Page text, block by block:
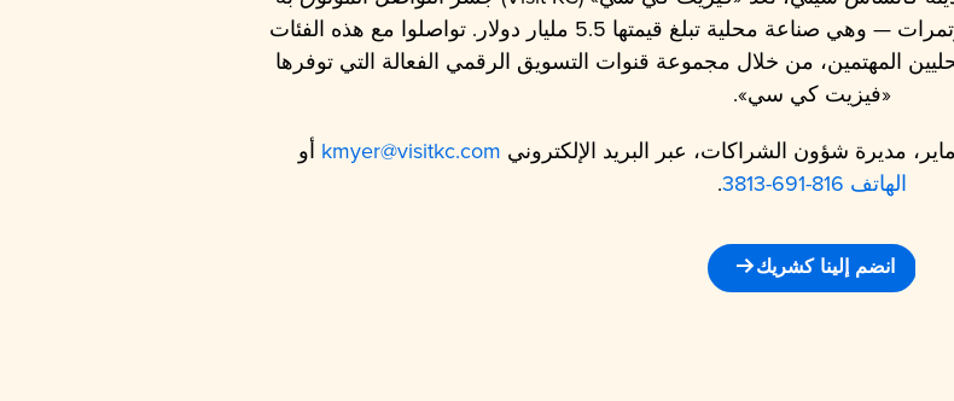
بينكم وبين زوار المنطقة والمشاركين في المؤتمرات — وهي صناعة محلية تبلغ قيمتها 5.5 مليار دولار. تواصلوا مع هذه الفئات
المهتمين، من خلال مجموعة قنوات التسويق الرقمي الفعالة التي توفرها
«فيزيت كي سي».
مديرة شؤون الشراكات، عبر البريد الإلكتروني kmyer@visitkc.com أو
الهاتف 816-691-3813
.
انضم إلينا كشريك